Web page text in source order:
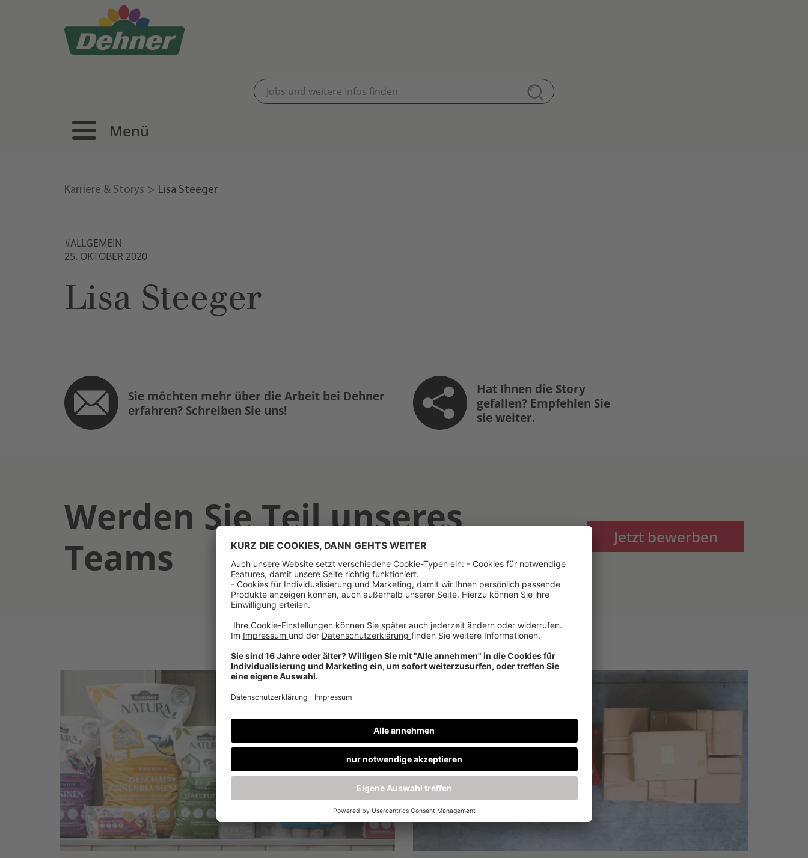
Menü
Karriere & Storys Lisa Steeger
#ALLGEMEIN
25. OKTOBER 2020
Lisa Steeger
Sie möchten mehr über die Arbeit bei Dehner
erfahren? Schreiben Sie uns!
Hat Ihnen die Story
gefallen? Empfehlen Sie
sie weiter.
Werden Sie Teil unseres
Teams
Jetzt bewerben